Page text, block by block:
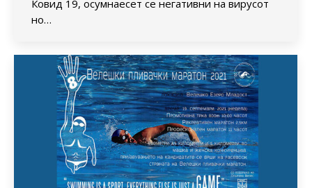
Ковид 19, осумнаесет се негативни на вирусот
но…